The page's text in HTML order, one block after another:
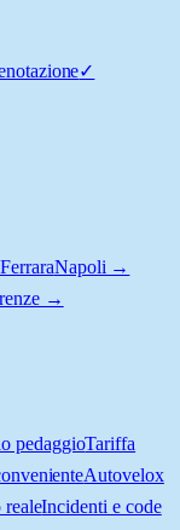
✓
Napoli →
→
pedaggioTariffa
Autovelox
Incidenti e code